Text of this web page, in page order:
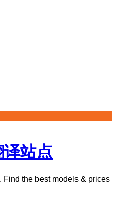
译站点
Find the best models & prices